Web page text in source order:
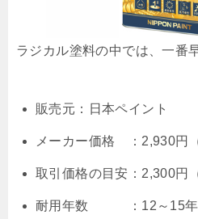
ラジカル塗料の中では、一番
販売元：日本ペイント
メーカー価格 ：2,930円
取引価格の目安：2,300円
耐用年数 ：12～15年